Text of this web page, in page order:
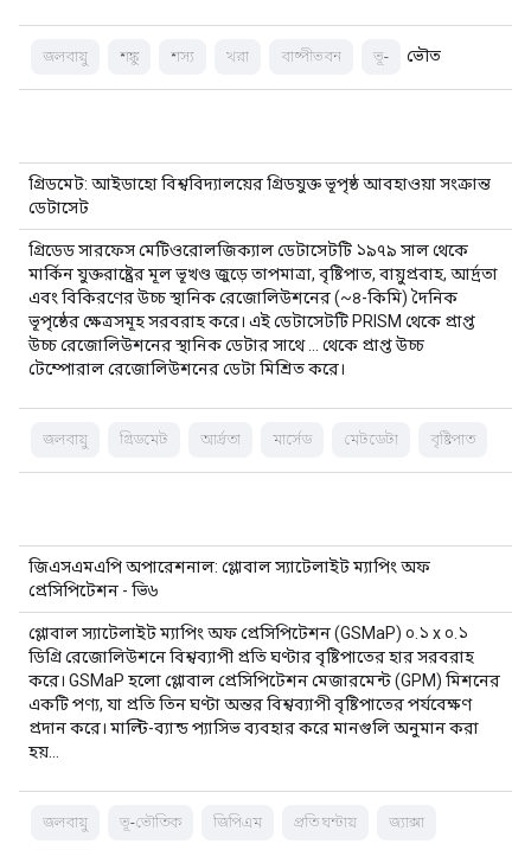
জলবায়ু শঙ্কু শস্য খরা বাষ্পীভবন ভূ- ভৌত
গ্রিডমেট: আইডাহো বিশ্ববিদ্যালয়ের গ্রিডযুক্ত ভূপৃষ্ঠ আবহাওয়া সংক্রান্ত
ডেটাসেট
গ্রিডেড সারফেস মেটিওরোলজিক্যাল ডেটাসেটটি ১৯৭৯ সাল থেকে
মার্কিন যুক্তরাষ্ট্রের মূল ভূখণ্ড জুড়ে তাপমাত্রা, বৃষ্টিপাত, বায়ুপ্রবাহ, আর্দ্রতা
এবং বিকিরণের উচ্চ স্থানিক রেজোলিউশনের (~৪-কিমি) দৈনিক
ভূপৃষ্ঠের ক্ষেত্রসমূহ সরবরাহ করে। এই ডেটাসেটটি PRISM থেকে প্রাপ্ত
উচ্চ রেজোলিউশনের স্থানিক ডেটার সাথে … থেকে প্রাপ্ত উচ্চ
টেম্পোরাল রেজোলিউশনের ডেটা মিশ্রিত করে।
জলবায়ু গ্রিডমেট আর্দ্রতা মার্সেড মেটডেটা বৃষ্টিপাত
জিএসএমএপি অপারেশনাল: গ্লোবাল স্যাটেলাইট ম্যাপিং অফ
প্রেসিপিটেশন - ভি৬
গ্লোবাল স্যাটেলাইট ম্যাপিং অফ প্রেসিপিটেশন (GSMaP) ০.১ x ০.১
ডিগ্রি রেজোলিউশনে বিশ্বব্যাপী প্রতি ঘণ্টার বৃষ্টিপাতের হার সরবরাহ
করে। GSMaP হলো গ্লোবাল প্রেসিপিটেশন মেজারমেন্ট (GPM) মিশনের
একটি পণ্য, যা প্রতি তিন ঘণ্টা অন্তর বিশ্বব্যাপী বৃষ্টিপাতের পর্যবেক্ষণ
প্রদান করে। মাল্টি-ব্যান্ড প্যাসিভ ব্যবহার করে মানগুলি অনুমান করা
হয়…
জলবায়ু ভূ-ভৌতিক জিপিএম প্রতি ঘন্টায় জ্যাক্সা